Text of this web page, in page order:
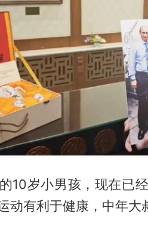
10岁小男孩，现在已
动有利于健康，中年大